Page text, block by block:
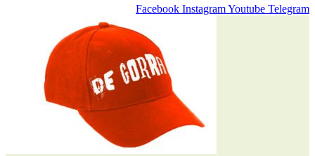
Facebook InstagramYoutube Telegram